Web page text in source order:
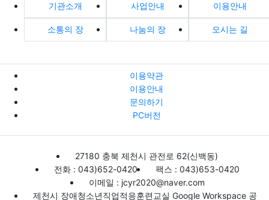
기관소개 사업안내 이용안내
소통의 장 나눔의 장 오시는 길
이용약관
이용안내
문의하기
PC버전
27180 충북 제천시 관전로 62(신백동)
전화 : 043)652-0420
팩스 : 043)653-0420
이메일 : jcyr2020@naver.com
제천시 장애청소년직업적응훈련교실 Google Workspace 공